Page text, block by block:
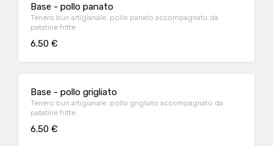
Base - pollo panato
Tenero bun artigianale, pollo panato accompagnato da
patatine fritte
6.50 €
Base - pollo grigliato
Tenero bun artigianale, pollo grigliato accompagnato da
patatine fritte
6.50 €